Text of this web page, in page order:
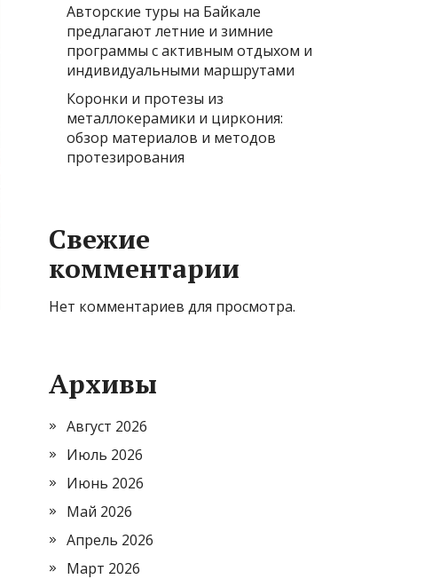
Авторские туры на Байкале
предлагают летние и зимние
программы с активным отдыхом и
индивидуальными маршрутами
Коронки и протезы из
металлокерамики и циркония:
обзор материалов и методов
протезирования
Свежие
комментарии
Нет комментариев для просмотра.
Архивы
Август 2026
Июль 2026
Июнь 2026
Май 2026
Апрель 2026
Март 2026